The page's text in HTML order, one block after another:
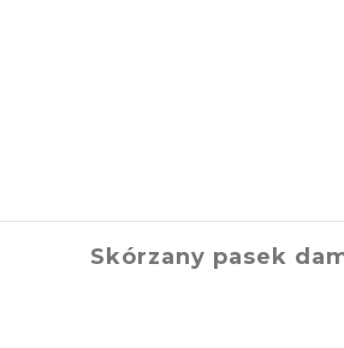
Skórzany pasek